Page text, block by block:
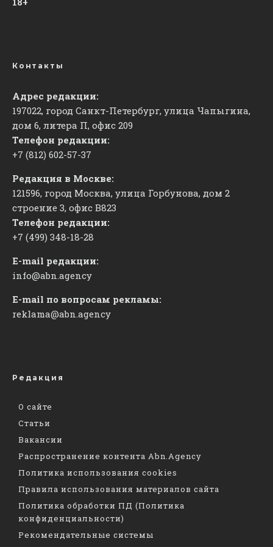
Контакты
Адрес редакции:
197022, город Санкт-Петербург, улица Чапыгина,
дом 6, литера П, офис 209
Телефон редакции:
+7 (812) 602-57-37
Редакция в Москве:
121596, город Москва, улица Горбунова, дом 2
строение 3, офис ​В823
Телефон редакции:
+7 (499) 348-18-28
E-mail редакции:
info@abn.agency
E-mail по вопросам рекламы:
reklama@abn.agency
Редакция
О сайте
Статьи
Вакансии
Распространение контента Abn.Agency
Политика использования cookies
Правила использования материалов сайта
Политика обработки ПД (Политика
конфиденциальности)
Рекомендательные системы